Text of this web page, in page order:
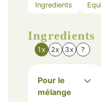
Ingredients
Ingredients
1x 2x 3x ?
Pour le
mélange